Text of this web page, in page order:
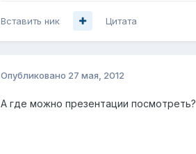
Вставить ник Цитата
Опубликовано 27 мая, 2012
А где можно презентации посмотреть?